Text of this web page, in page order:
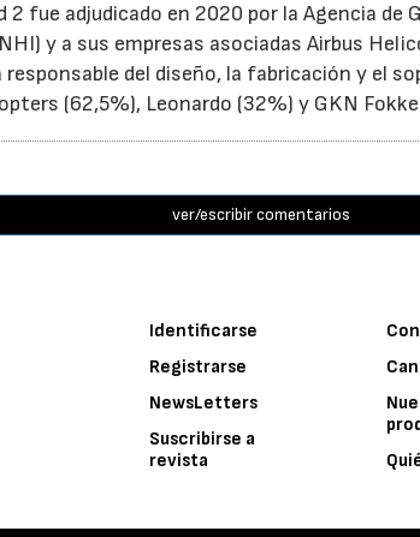
2 fue adjudicado en 2020 por la Agencia de
y a sus empresas asociadas Airbus
del diseño, la fabricación y el
(62,5%), Leonardo (32%) y GKN
ver/escribir comentarios
Identificarse
Registrarse
NewsLetters
Suscribirse a
revista